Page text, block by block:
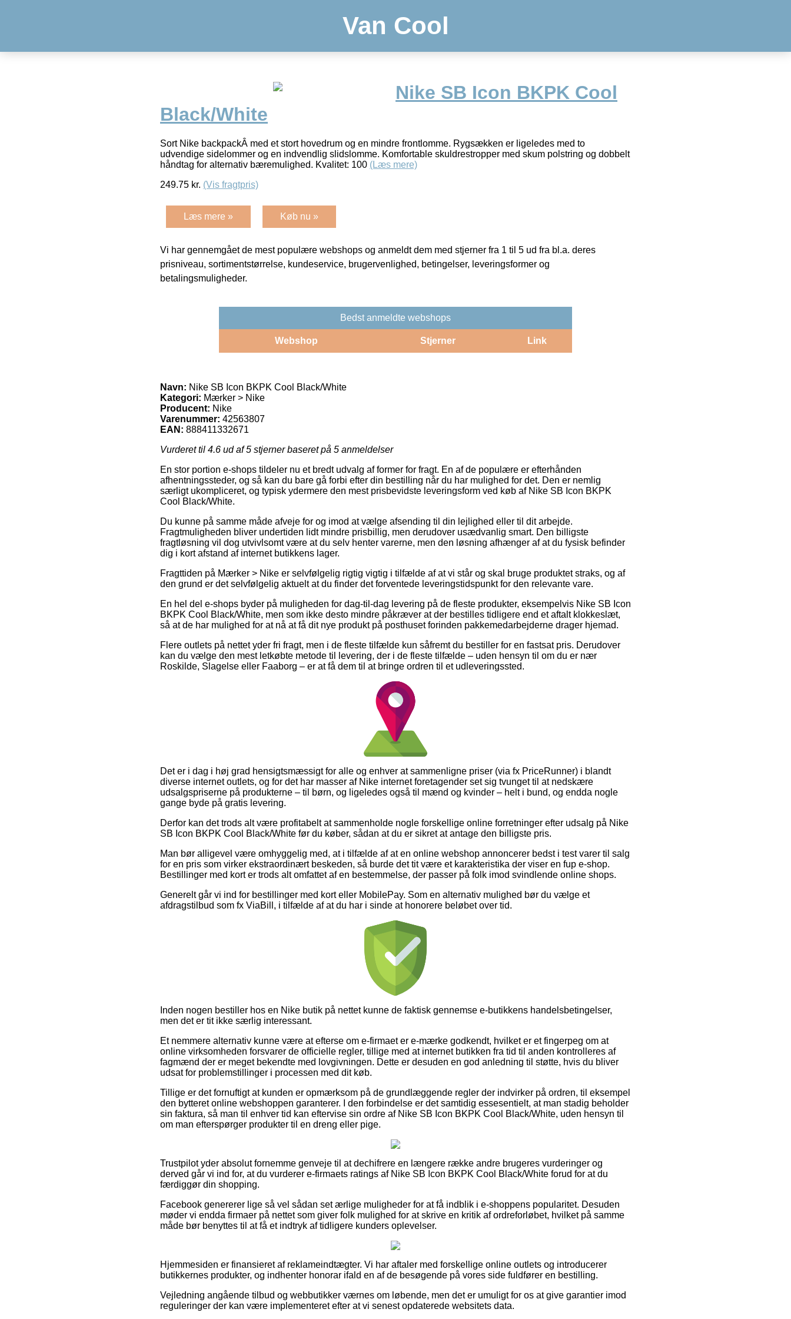
Van Cool
Nike SB Icon BKPK Cool
Black/White
Sort Nike backpackÂ med et stort hovedrum og en mindre frontlomme. Rygsækken er ligeledes med to
udvendige sidelommer og en indvendlig slidslomme. Komfortable skuldrestropper med skum polstring og dobbelt
håndtag for alternativ bæremulighed. Kvalitet: 100 (Læs mere)
249.75 kr. (Vis fragtpris)
Læs mere » Køb nu »
Vi har gennemgået de mest populære webshops og anmeldt dem med stjerner fra 1 til 5 ud fra bl.a. deres
prisniveau, sortimentstørrelse, kundeservice, brugervenlighed, betingelser, leveringsformer og
betalingsmuligheder.
Bedst anmeldte webshops
Webshop Stjerner Link
Navn: Nike SB Icon BKPK Cool Black/White
Kategori: Mærker > Nike
Producent: Nike
Varenummer: 42563807
EAN: 888411332671
Vurderet til 4.6 ud af 5 stjerner baseret på 5 anmeldelser
En stor portion e-shops tildeler nu et bredt udvalg af former for fragt. En af de populære er efterhånden
afhentningssteder, og så kan du bare gå forbi efter din bestilling når du har mulighed for det. Den er nemlig
særligt ukompliceret, og typisk ydermere den mest prisbevidste leveringsform ved køb af Nike SB Icon BKPK
Cool Black/White.
Du kunne på samme måde afveje for og imod at vælge afsending til din lejlighed eller til dit arbejde.
Fragtmuligheden bliver undertiden lidt mindre prisbillig, men derudover usædvanlig smart. Den billigste
fragtløsning vil dog utvivlsomt være at du selv henter varerne, men den løsning afhænger af at du fysisk befinder
dig i kort afstand af internet butikkens lager.
Fragttiden på Mærker > Nike er selvfølgelig rigtig vigtig i tilfælde af at vi står og skal bruge produktet straks, og af
den grund er det selvfølgelig aktuelt at du finder det forventede leveringstidspunkt for den relevante vare.
En hel del e-shops byder på muligheden for dag-til-dag levering på de fleste produkter, eksempelvis Nike SB Icon
BKPK Cool Black/White, men som ikke desto mindre påkræver at der bestilles tidligere end et aftalt klokkeslæt,
så at de har mulighed for at nå at få dit nye produkt på posthuset forinden pakkemedarbejderne drager hjemad.
Flere outlets på nettet yder fri fragt, men i de fleste tilfælde kun såfremt du bestiller for en fastsat pris. Derudover
kan du vælge den mest letkøbte metode til levering, der i de fleste tilfælde – uden hensyn til om du er nær
Roskilde, Slagelse eller Faaborg – er at få dem til at bringe ordren til et udleveringssted.
Det er i dag i høj grad hensigtsmæssigt for alle og enhver at sammenligne priser (via fx PriceRunner) i blandt
diverse internet outlets, og for det har masser af Nike internet foretagender set sig tvunget til at nedskære
udsalgspriserne på produkterne – til børn, og ligeledes også til mænd og kvinder – helt i bund, og endda nogle
gange byde på gratis levering.
Derfor kan det trods alt være profitabelt at sammenholde nogle forskellige online forretninger efter udsalg på Nike
SB Icon BKPK Cool Black/White før du køber, sådan at du er sikret at antage den billigste pris.
Man bør alligevel være omhyggelig med, at i tilfælde af at en online webshop annoncerer bedst i test varer til salg
for en pris som virker ekstraordinært beskeden, så burde det tit være et karakteristika der viser en fup e-shop.
Bestillinger med kort er trods alt omfattet af en bestemmelse, der passer på folk imod svindlende online shops.
Generelt går vi ind for bestillinger med kort eller MobilePay. Som en alternativ mulighed bør du vælge et
afdragstilbud som fx ViaBill, i tilfælde af at du har i sinde at honorere beløbet over tid.
Inden nogen bestiller hos en Nike butik på nettet kunne de faktisk gennemse e-butikkens handelsbetingelser,
men det er tit ikke særlig interessant.
Et nemmere alternativ kunne være at efterse om e-firmaet er e-mærke godkendt, hvilket er et fingerpeg om at
online virksomheden forsvarer de officielle regler, tillige med at internet butikken fra tid til anden kontrolleres af
fagmænd der er meget bekendte med lovgivningen. Dette er desuden en god anledning til støtte, hvis du bliver
udsat for problemstillinger i processen med dit køb.
Tillige er det fornuftigt at kunden er opmærksom på de grundlæggende regler der indvirker på ordren, til eksempel
den bytteret online webshoppen garanterer. I den forbindelse er det samtidig essesentielt, at man stadig beholder
sin faktura, så man til enhver tid kan eftervise sin ordre af Nike SB Icon BKPK Cool Black/White, uden hensyn til
om man efterspørger produkter til en dreng eller pige.
Trustpilot yder absolut fornemme genveje til at dechifrere en længere række andre brugeres vurderinger og
derved går vi ind for, at du vurderer e-firmaets ratings af Nike SB Icon BKPK Cool Black/White forud for at du
færdiggør din shopping.
Facebook genererer lige så vel sådan set ærlige muligheder for at få indblik i e-shoppens popularitet. Desuden
møder vi endda firmaer på nettet som giver folk mulighed for at skrive en kritik af ordreforløbet, hvilket på samme
måde bør benyttes til at få et indtryk af tidligere kunders oplevelser.
Hjemmesiden er finansieret af reklameindtægter. Vi har aftaler med forskellige online outlets og introducerer
butikkernes produkter, og indhenter honorar ifald en af de besøgende på vores side fuldfører en bestilling.
Vejledning angående tilbud og webbutikker værnes om løbende, men det er umuligt for os at give garantier imod
reguleringer der kan være implementeret efter at vi senest opdaterede websitets data.